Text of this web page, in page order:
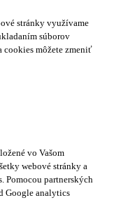
stránky využívame
súborov
cookies môžete zmeniť
vo Vašom
webové stránky a
Pomocou partnerských
Google analytics